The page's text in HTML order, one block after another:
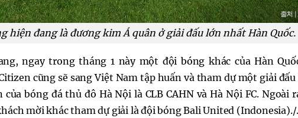
hiện đang là đương kim Á quân ở giải đấu lớn nhất Hàn Quốc.
ngay trong tháng 1 này một đội bóng khác của Hàn
cũng sẽ sang Việt Nam tập huấn và tham dự một giải
bóng đá thủ đô Hà Nội là CLB CAHN và Hà Nội FC. Ngoài
mời khác tham dự giải là đội bóng Bali United (Indonesia)./.